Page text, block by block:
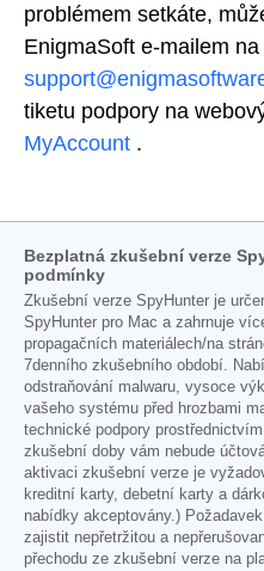
problémem setkáte,
EnigmaSoft e-mailem na
tiketu podpory na
MyAccount .
Bezplatná zkušební verze
podmínky
Zkušební verze SpyHunter je
SpyHunter pro Mac a zahrnuje
propagačních materiálech/na
7denního zkušebního období.
odstraňování malwaru, vysoce
vašeho systému před hrozbami
technické podpory
zkušební doby vám nebude
aktivaci zkušební verze je
kreditní karty, debetní karty a
nabídky akceptovány.)
zajistit nepřetržitou a
přechodu ze zkušební verze na